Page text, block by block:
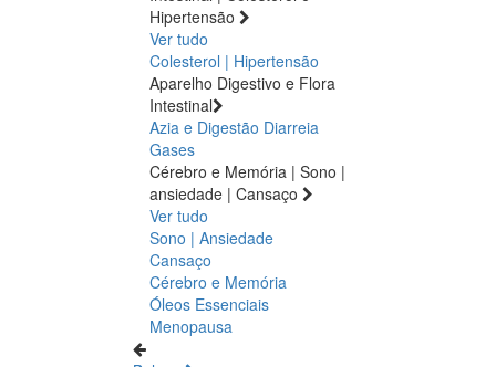
Hipertensão
Ver tudo
Colesterol | Hipertensão
Aparelho Digestivo e Flora
Intestinal
Azia e Digestão Diarreia
Gases
Cérebro e Memória | Sono |
ansiedade | Cansaço
Ver tudo
Sono | Ansiedade
Cansaço
Cérebro e Memória
Óleos Essenciais
Menopausa